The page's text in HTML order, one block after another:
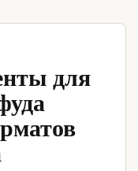
для